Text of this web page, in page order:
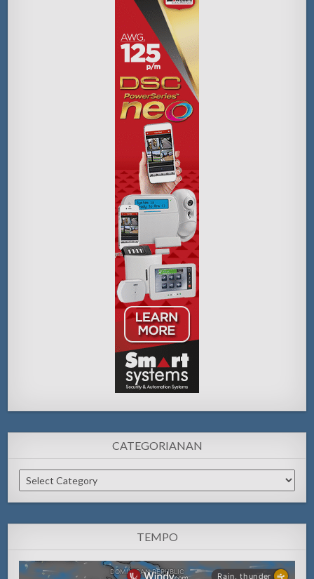
CATEGORIANAN
Categorianan
TEMPO